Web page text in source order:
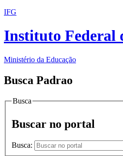
IFG
Instituto Federal
Ministério da Educação
Busca Padrao
Busca
Buscar no portal
Busca: